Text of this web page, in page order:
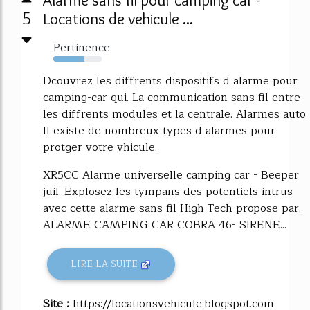
5
Locations de vehicule ...
Pertinence
64%
Dcouvrez les diffrents dispositifs d alarme pour
camping-car qui. La communication sans fil entre
les diffrents modules et la centrale. Alarmes auto
Il existe de nombreux types d alarmes pour
protger votre vhicule.
XR5CC Alarme universelle camping car - Beeper
juil. Explosez les tympans des potentiels intrus
avec cette alarme sans fil High Tech propose par.
ALARME CAMPING CAR COBRA 46- SIRENE...
LIRE LA SUITE
Site :https://locationsvehicule.blogspot.com